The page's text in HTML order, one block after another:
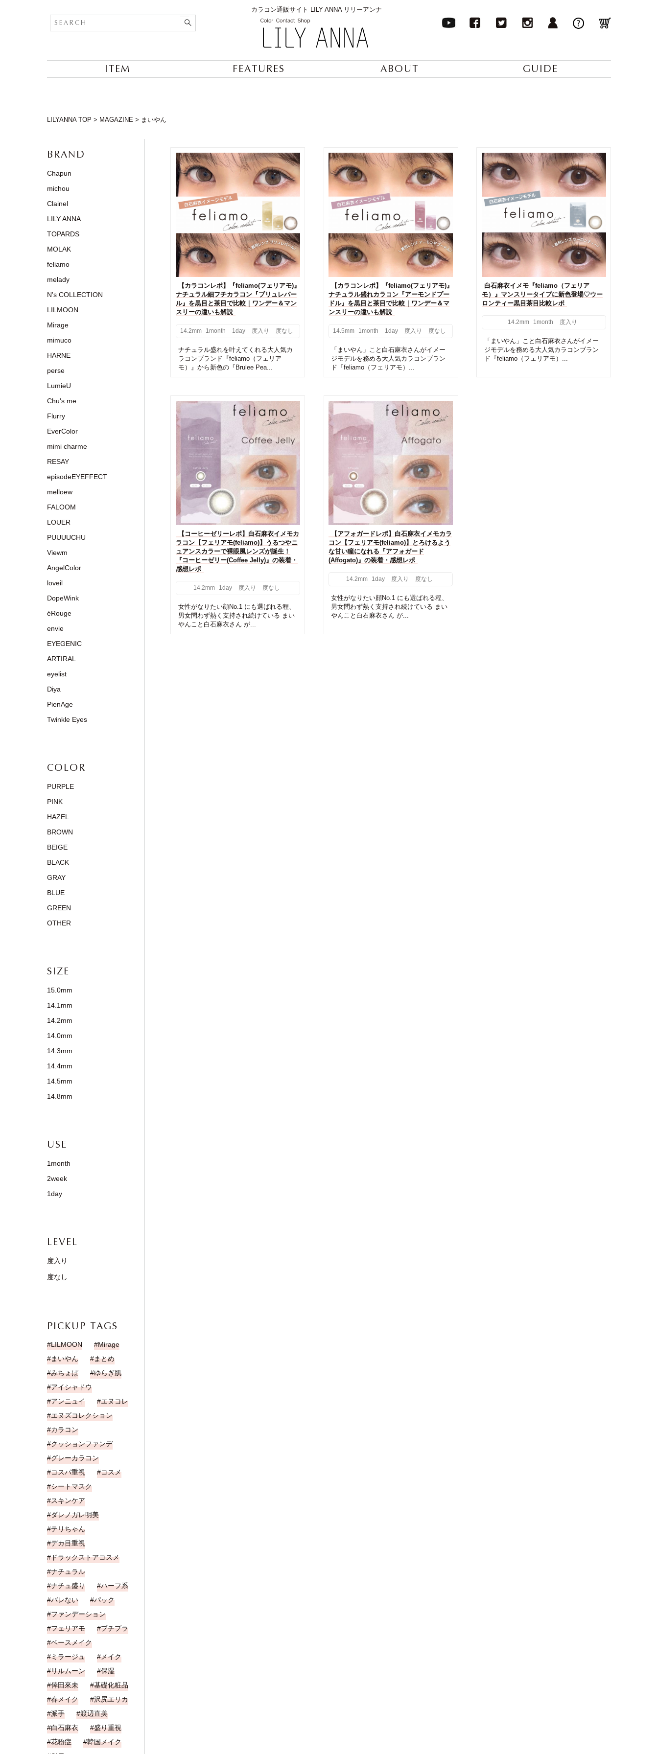
カラコン通販サイト LILY ANNA リリーアンナ
ITEM FEATURES ABOUT GUIDE
LILYANNA TOP > MAGAZINE > まいやん
【カラコンレポ】『feliamo(フェリアモ)』
ナチュラル細フチカラコン『ブリュレパー
ル』を黒目と茶目で比較｜ワンデー＆マン
スリーの違いも解説
14.2mm 1month 1day 度入り 度なし
ナチュラル盛れを叶えてくれる大人気カ
ラコンブランド『feliamo（フェリア
モ）』から新色の『Brulee Pea...
【カラコンレポ】『feliamo(フェリアモ)』
ナチュラル盛れカラコン『アーモンドプー
ドル』を黒目と茶目で比較｜ワンデー＆マ
ンスリーの違いも解説
14.5mm 1month 1day 度入り 度なし
「まいやん」こと白石麻衣さんがイメー
ジモデルを務める大人気カラコンブラン
ド『feliamo（フェリアモ）...
白石麻衣イメモ『feliamo（フェリア
モ）』マンスリータイプに新色登場♡ウー
ロンティー黒目茶目比較レポ
14.2mm 1month 度入り
「まいやん」こと白石麻衣さんがイメー
ジモデルを務める大人気カラコンブラン
ド『feliamo（フェリアモ）...
【コーヒーゼリーレポ】白石麻衣イメモカ
ラコン【フェリアモ(feliamo)】うるつやニ
ュアンスカラーで裸眼風レンズが誕生！
『コーヒーゼリー(Coffee Jelly)』の装着・
感想レポ
14.2mm 1day 度入り 度なし
女性がなりたい顔No.1 にも選ばれる程、
男女問わず熱く支持され続けている まい
やんこと白石麻衣さん が...
【アフォガードレポ】白石麻衣イメモカラ
コン【フェリアモ(feliamo)】とろけるよう
な甘い瞳になれる『アフォガード
(Affogato)』の装着・感想レポ
14.2mm 1day 度入り 度なし
女性がなりたい顔No.1 にも選ばれる程、
男女問わず熱く支持され続けている まい
やんこと白石麻衣さん が...
BRAND
Chapun
michou
Clainel
LILY ANNA
TOPARDS
MOLAK
feliamo
melady
N's COLLECTION
LILMOON
Mirage
mimuco
HARNE
perse
LumieU
Chu's me
Flurry
EverColor
mimi charme
RESAY
episodeEYEFFECT
melloew
FALOOM
LOUER
PUUUUCHU
Viewm
AngelColor
loveil
DopeWink
éRouge
envie
EYEGENIC
ARTIRAL
eyelist
Diya
PienAge
Twinkle Eyes
COLOR
PURPLE
PINK
HAZEL
BROWN
BEIGE
BLACK
GRAY
BLUE
GREEN
OTHER
SIZE
15.0mm
14.1mm
14.2mm
14.0mm
14.3mm
14.4mm
14.5mm
14.8mm
USE
1month
2week
1day
LEVEL
度入り
度なし
PICKUP TAGS
LILMOON
Mirage
まいやん
まとめ
みちょぱ
ゆらぎ肌
アイシャドウ
アンニュイ
エヌコレ
エヌズコレクション
カラコン
クッションファンデ
グレーカラコン
コスパ重視
コスメ
シートマスク
スキンケア
ダレノガレ明美
テリちゃん
デカ目重視
ドラックストアコスメ
ナチュラル
ナチュ盛り
ハーフ系
バレない
パック
ファンデーション
フェリアモ
プチプラ
ベースメイク
ミラージュ
メイク
リルムーン
保湿
倖田來未
基礎化粧品
春メイク
沢尻エリカ
派手
渡辺直美
白石麻衣
盛り重視
花粉症
韓国メイク